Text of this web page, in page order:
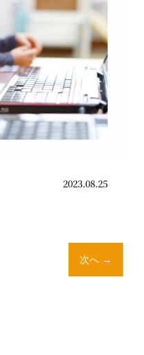
2023.08.25
次へ →